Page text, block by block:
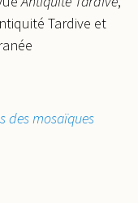
Tardive et
des mosaïques